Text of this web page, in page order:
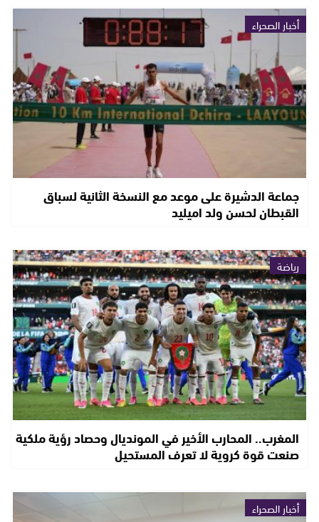
أخبار الصحراء
جماعة الدشيرة على موعد مع النسخة الثانية لسباق
القبطان لحسن ولد اميليد
رياضة
المغرب.. المحارب الأخير في المونديال وحصاد رؤية ملكية
صنعت قوة كروية لا تعرف المستحيل
أخبار الصحراء